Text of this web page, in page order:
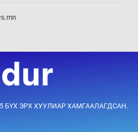
48 мин
3 мин
энэ баасан гарагт эхлүүлнэ
18 мин
БҮХ ЭРХ ХУУЛИАР ХАМГААЛАГДСАН.